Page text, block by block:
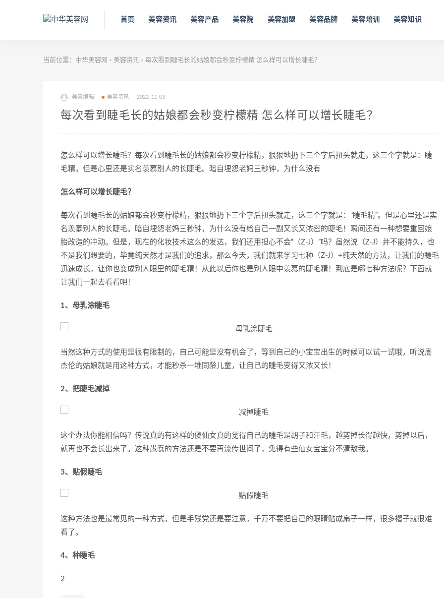
首页 美容资讯 美容产品 美容院 美容加盟 美容品牌 美容培训 美容知识
当前位置： 中华美容网 > 美容资讯 > 每次看到睫毛长的姑娘都会秒变柠檬精 怎么样可以增长睫毛？
美容编辑 美容资讯 2022-11-03
每次看到睫毛长的姑娘都会秒变柠檬精 怎么样可以增长睫毛？
怎么样可以增长睫毛？每次看到睫毛长的姑娘都会秒变柠檬精，狠狠地扔下三个字后扭头就走，这三个字就是：睫
毛精。但是心里还是实名羡慕别人的长睫毛。暗自埋怨老妈三秒钟，为什么没有
怎么样可以增长睫毛？
每次看到睫毛长的姑娘都会秒变柠檬精，狠狠地扔下三个字后扭头就走，这三个字就是：“睫毛精”。但是心里还是实
名羡慕别人的长睫毛。暗自埋怨老妈三秒钟，为什么没有给自己一副又长又浓密的睫毛！瞬间还有一种想要重回娘
胎改造的冲动。但是，现在的化妆技术这么的发达，我们还用担心不会“（Z-J）”吗？虽然说（Z-J）并不能持久，也
不是我们想要的，毕竟纯天然才是我们的追求，那么今天，我们就来学习七种（Z-J）+纯天然的方法，让我们的睫毛
迅速成长，让你也变成别人眼里的睫毛精！从此以后你也是别人眼中羡慕的睫毛精！到底是哪七种方法呢？下面就
让我们一起去看看吧！
1、母乳涂睫毛
当然这种方式的使用是很有限制的，自己可能是没有机会了，等到自己的小宝宝出生的时候可以试一试哦，听说周
杰伦的姑娘就是用这种方式，才能秒杀一堆同龄儿童，让自己的睫毛变得又浓又长！
2、把睫毛减掉
这个办法你能相信吗？传说真的有这样的傻仙女真的觉得自己的睫毛是胡子和汗毛，越剪掉长得越快，剪掉以后，
就再也不会长出来了。这种愚蠢的方法还是不要再流传世间了，免得有些仙女宝宝分不清敌我。
3、贴假睫毛
这种方法也是最常见的一种方式，但是手残党还是要注意，千万不要把自己的眼睛贴成扇子一样，很多褶子就很难
看了。
4、种睫毛
2